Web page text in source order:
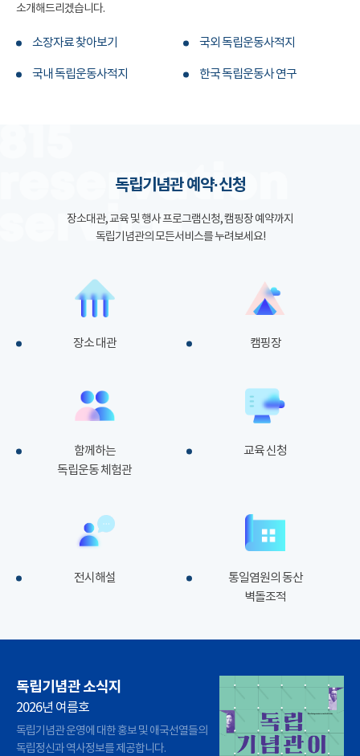
소개해드리겠습니다.
소장자료 찾아보기 국외 독립운동사적지
국내 독립운동사적지 한국 독립운동사 연구
독립기념관 예약·신청
장소대관, 교육 및 행사 프로그램신청, 캠핑장 예약까지
독립기념관의 모든서비스를 누려보세요!
장소 대관 캠핑장
함께하는
독립운동 체험관
교육 신청
전시해설
통일염원의 동산
벽돌조적
독립기념관 소식지
2026년 여름호
독립기념관 운영에 대한 홍보 및 애국선열들의
독립정신과 역사정보를 제공합니다.